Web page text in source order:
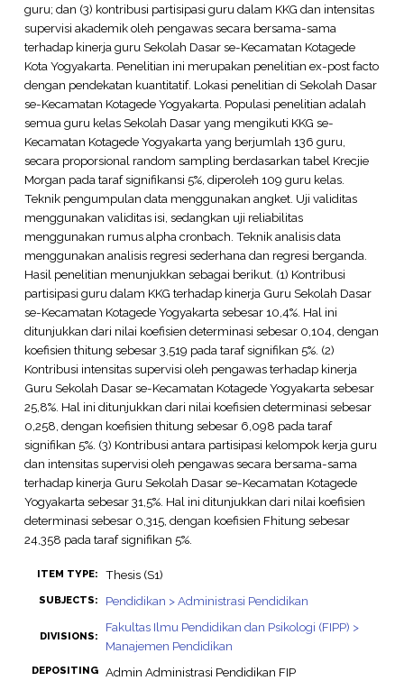
guru; dan (3) kontribusi partisipasi guru dalam KKG dan intensitas
supervisi akademik oleh pengawas secara bersama-sama
terhadap kinerja guru Sekolah Dasar se-Kecamatan Kotagede
Kota Yogyakarta. Penelitian ini merupakan penelitian ex-post facto
dengan pendekatan kuantitatif. Lokasi penelitian di Sekolah Dasar
se-Kecamatan Kotagede Yogyakarta. Populasi penelitian adalah
semua guru kelas Sekolah Dasar yang mengikuti KKG se-
Kecamatan Kotagede Yogyakarta yang berjumlah 136 guru,
secara proporsional random sampling berdasarkan tabel Krecjie
Morgan pada taraf signifikansi 5%, diperoleh 109 guru kelas.
Teknik pengumpulan data menggunakan angket. Uji validitas
menggunakan validitas isi, sedangkan uji reliabilitas
menggunakan rumus alpha cronbach. Teknik analisis data
menggunakan analisis regresi sederhana dan regresi berganda.
Hasil penelitian menunjukkan sebagai berikut. (1) Kontribusi
partisipasi guru dalam KKG terhadap kinerja Guru Sekolah Dasar
se-Kecamatan Kotagede Yogyakarta sebesar 10,4%. Hal ini
ditunjukkan dari nilai koefisien determinasi sebesar 0,104, dengan
koefisien thitung sebesar 3,519 pada taraf signifikan 5%. (2)
Kontribusi intensitas supervisi oleh pengawas terhadap kinerja
Guru Sekolah Dasar se-Kecamatan Kotagede Yogyakarta sebesar
25,8%. Hal ini ditunjukkan dari nilai koefisien determinasi sebesar
0,258, dengan koefisien thitung sebesar 6,098 pada taraf
signifikan 5%. (3) Kontribusi antara partisipasi kelompok kerja guru
dan intensitas supervisi oleh pengawas secara bersama-sama
terhadap kinerja Guru Sekolah Dasar se-Kecamatan Kotagede
Yogyakarta sebesar 31,5%. Hal ini ditunjukkan dari nilai koefisien
determinasi sebesar 0,315, dengan koefisien Fhitung sebesar
24,358 pada taraf signifikan 5%.
ITEM TYPE: Thesis (S1)
SUBJECTS: Pendidikan > Administrasi Pendidikan
DIVISIONS:
Fakultas Ilmu Pendidikan dan Psikologi (FIPP) >
Manajemen Pendidikan
DEPOSITING Admin Administrasi Pendidikan FIP